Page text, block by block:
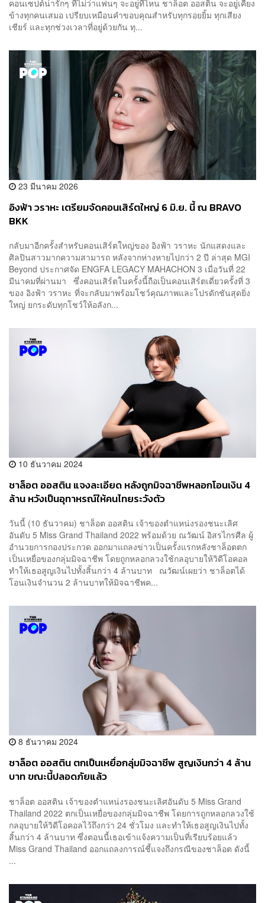
คอนเซปต์น่ารักๆ ที่ไม่ว่าแฟนๆ จะอยู่ที่ไหน ชาล็อต ออสติน จะอยู่เคียง
ข้างทุกคนเสมอ เปรียบเหมือนคำขอบคุณสำหรับทุกรอยยิ้ม ทุกเสียง
เชียร์ และทุกช่วงเวลาที่อยู่ด้วยกัน ทุ...
23 มีนาคม 2026
อิงฟ้า วราหะ เตรียมจัดคอนเสิร์ตใหญ่ 6 มิ.ย. นี้ ณ BRAVO
BKK
กลับมาอีกครั้งสำหรับคอนเสิร์ตใหญ่ของ อิงฟ้า วราหะ นักแสดงและ
ศิลปินสาวมากความสามารถ หลังจากห่างหายไปกว่า 2 ปี ล่าสุด MGI
Beyond ประกาศจัด ENGFA LEGACY MAHACHON 3 เมื่อวันที่ 22
มีนาคมที่ผ่านมา ซึ่งคอนเสิร์ตในครั้งนี้ถือเป็นคอนเสิร์ตเดี่ยวครั้งที่ 3
ของ อิงฟ้า วราหะ ที่จะกลับมาพร้อมโชว์คุณภาพและโปรดักชันสุดยิ่ง
ใหญ่ ยกระดับทุกโชว์ให้อลังก...
10 ธันวาคม 2024
ชาล็อต ออสติน แจงละเอียด หลังถูกมิจฉาชีพหลอกโอนเงิน 4
ล้าน หวังเป็นอุทาหรณ์ให้คนไทยระวังตัว
วันนี้ (10 ธันวาคม) ชาล็อต ออสติน เจ้าของตำแหน่งรองชนะเลิศ
อันดับ 5 Miss Grand Thailand 2022 พร้อมด้วย ณวัฒน์ อิสรไกรศีล ผู้
อำนวยการกองประกวด ออกมาแถลงข่าวเป็นครั้งแรกหลังชาล็อตตก
เป็นเหยื่อของกลุ่มมิจฉาชีพ โดยถูกหลอกลวงใช้กลอุบายให้วิดีโอคอล
ทำให้เธอสูญเงินไปทั้งสิ้นกว่า 4 ล้านบาท ณวัฒน์เผยว่า ชาล็อตได้
โอนเงินจำนวน 2 ล้านบาทให้มิจฉาชีพค...
8 ธันวาคม 2024
ชาล็อต ออสติน ตกเป็นเหยื่อกลุ่มมิจฉาชีพ สูญเงินกว่า 4 ล้าน
บาท ขณะนี้ปลอดภัยแล้ว
ชาล็อต ออสติน เจ้าของตำแหน่งรองชนะเลิศอันดับ 5 Miss Grand
Thailand 2022 ตกเป็นเหยื่อของกลุ่มมิจฉาชีพ โดยการถูกหลอกลวงใช้
กลอุบายให้วิดีโอคอลไว้ถึงกว่า 24 ชั่วโมง และทำให้เธอสูญเงินไปทั้ง
สิ้นกว่า 4 ล้านบาท ซึ่งตอนนี้เธอเข้าแจ้งความเป็นที่เรียบร้อยแล้ว
Miss Grand Thailand ออกแถลงการณ์ชี้แจงถึงกรณีของชาล็อต ดังนี้
...